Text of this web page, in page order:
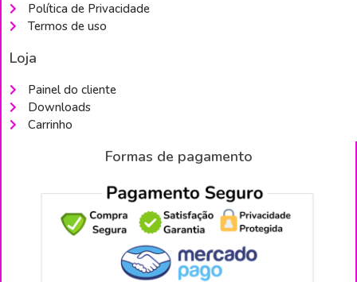
Política de Privacidade
Termos de uso
Loja
Painel do cliente
Downloads
Carrinho
Formas de pagamento